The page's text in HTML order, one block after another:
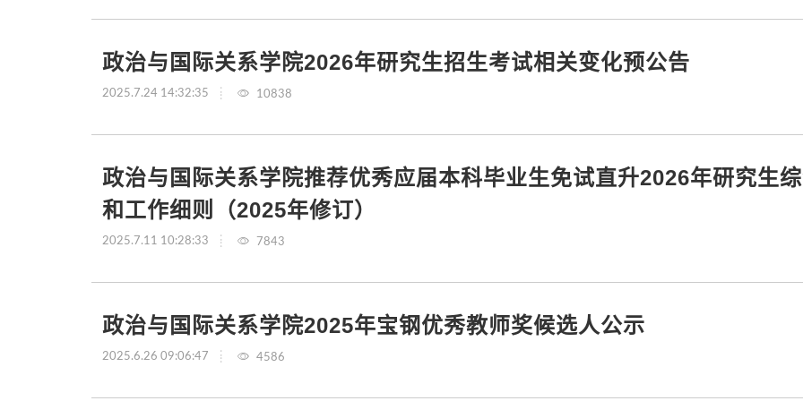
政治与国际关系学院2026年研究生招生考试相关变化预公告
2025.7.24 14:32:35 10838
政治与国际关系学院推荐优秀应届本科毕业生免试直升2026年研究生
和工作细则（2025年修订）
2025.7.11 10:28:33 7843
政治与国际关系学院2025年宝钢优秀教师奖候选人公示
2025.6.26 09:06:47 4586